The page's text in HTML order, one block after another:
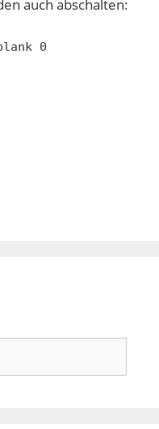
auch abschalten:
0